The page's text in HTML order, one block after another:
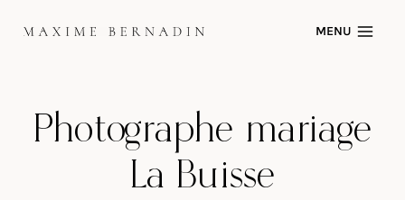
MENU
Photographe mariage
La Buisse